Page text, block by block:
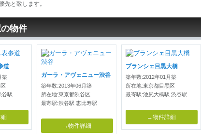
と致します。
物件
道
築
谷駅
ガーラ・アヴェニュー渋谷
築年数:2013年06月築
所在地:東京都渋谷区
最寄駅:渋谷駅 恵比寿駅
→物件詳細
ブランシェ目黒大橋
築年数:2012年01月築
所在地:東京都目黒区
最寄駅:池尻大橋駅 渋谷駅
→物件詳細